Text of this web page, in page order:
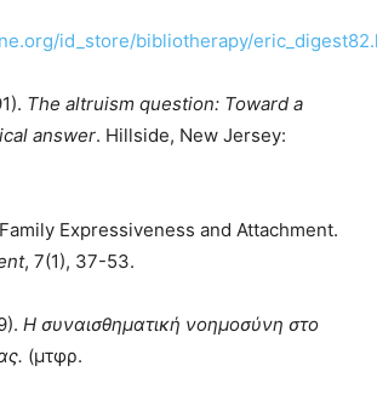
id_store/bibliotherapy/
The altruism question: Toward a
answer. Hillside, New Jersey:
Expressiveness and Attachment.
, 7(1), 37-53.
Η συναισθηματική νοημοσύνη στο
(μτφρ.